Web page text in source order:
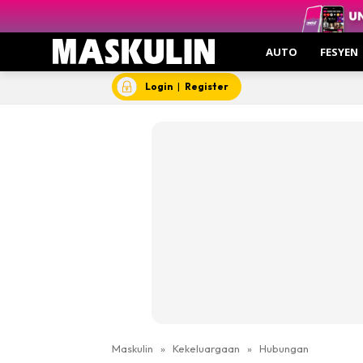
AUTO FESYEN
Login | Register
Maskulin » Kekeluargaan » Hubungan